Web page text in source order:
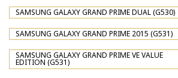
SAMSUNG GALAXY GRAND PRIME DUAL (G530)
SAMSUNG GALAXY GRAND PRIME 2015 (G531)
SAMSUNG GALAXY GRAND PRIME VE VALUE
EDITION (G531)